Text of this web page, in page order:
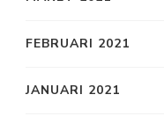
FEBRUARI 2021
JANUARI 2021